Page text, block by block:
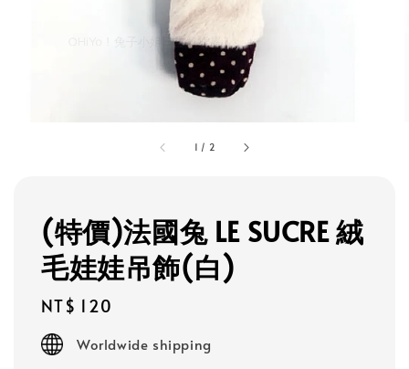
1 / 2
(特價)法國兔 LE SUCRE 絨
毛娃娃吊飾(白)
Regular
price
NT$ 120
Worldwide shipping